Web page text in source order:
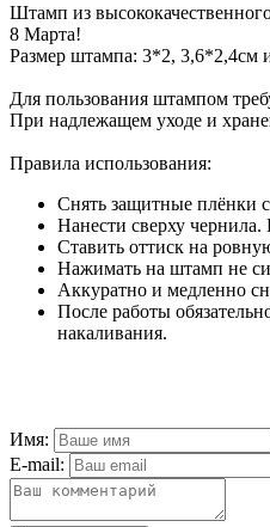
Штамп из
8 Марта!
Размер штампа: 3*2, 3,6*2,4см
Для пользования штампом
При надлежащем уходе и
Правила использования:
Снять защитные плёнки
Нанести сверху
Ставить оттиск на
Нажимать на штамп не
Аккуратно и медленно
После работы
накаливания.
Имя:
E-mail: